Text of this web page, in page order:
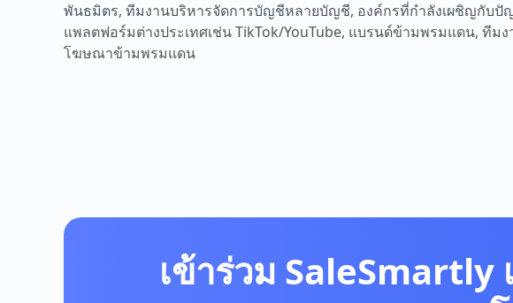
พันธมิตร, ทีมงานบริหารจัดการบัญชีหลายบัญชี, องค์กรที่กำลังเผชิญกับปั
แพลตฟอร์มต่างประเทศเช่น TikTok/YouTube, แบรนด์ข้ามพรมแดน, ทีม
โฆษณาข้ามพรมแดน
เข้าร่วม SaleSmartly